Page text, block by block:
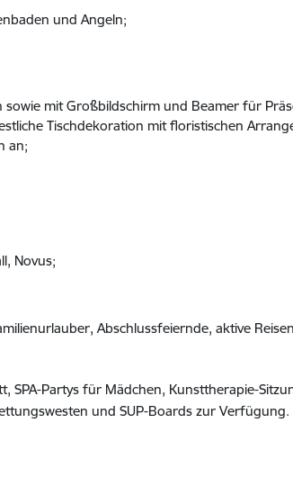
und Angeln;
mit Großbildschirm und Beamer für
Tischdekoration mit floristischen
an;
Novus;
Abschlussfeiernde, aktive
Partys für Mädchen, Kunsttherapie-
und SUP-Boards zur Verfügung.